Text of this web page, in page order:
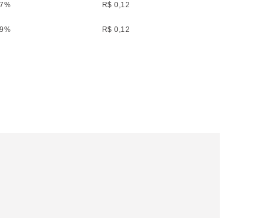
R$ 0,12
R$ 0,12